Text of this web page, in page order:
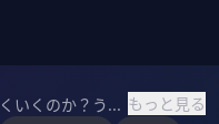
人は明るいからうまくいくのか？うまくいっているから明るいのか？ 勝ち負けの思考にこそうまくいかない原因があると『明るい人の科学』著者で精神科医の和田秀樹氏は語る。明るいことが善とされている現代で得する人の特徴を聞いた。 ＜ゲスト＞ 和田秀樹｜精神科医 東京大学医学部卒業。米国カール・メニンガー精神医学校国際フェローを経て、現在立命館大学生命科学部特任教授。高齢者専門の精神科医として35年以上、医療現場に携わる。 ▼参考書籍 『なぜか人生がうまくいく「明るい人」の科学』 もっと見る